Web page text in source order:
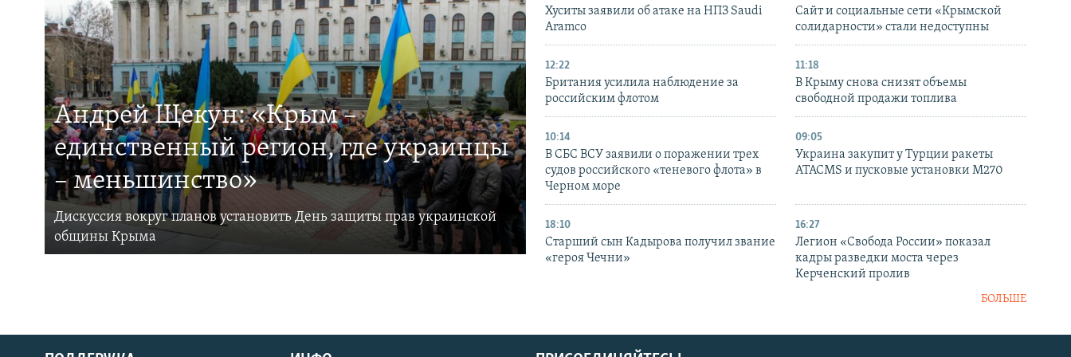
Андрей Щекун: «Крым –
единственный регион, где украинцы
– меньшинство»
Дискуссия вокруг планов установить День защиты прав украинской
общины Крыма
Хуситы заявили об атаке на НПЗ Saudi
Aramco
Сайт и социальные сети «Крымской
солидарности» стали недоступны
12:22
Британия усилила наблюдение за
российским флотом
11:18
В Крыму снова снизят объемы
свободной продажи топлива
10:14
В СБС ВСУ заявили о поражении трех
судов российского «теневого флота» в
Черном море
09:05
Украина закупит у Турции ракеты
ATACMS и пусковые установки M270
18:10
Старший сын Кадырова получил звание
«героя Чечни»
16:27
Легион «Свобода России» показал
кадры разведки моста через
Керченский пролив
БОЛЬШЕ